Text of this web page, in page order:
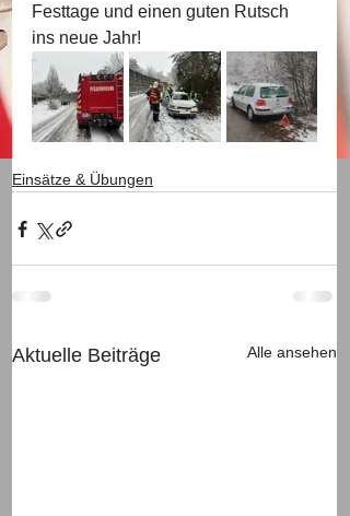
Festtage und einen guten Rutsch
ins neue Jahr!
Einsätze & Übungen
Aktuelle Beiträge Alle ansehen